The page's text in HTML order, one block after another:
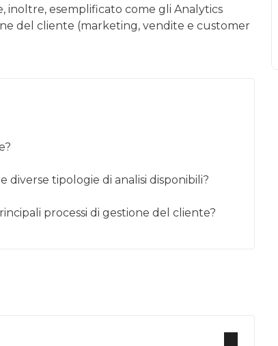
inoltre, esemplificato come gli Analytics
del cliente (marketing, vendite e customer
diverse tipologie di analisi disponibili?
processi di gestione del cliente?